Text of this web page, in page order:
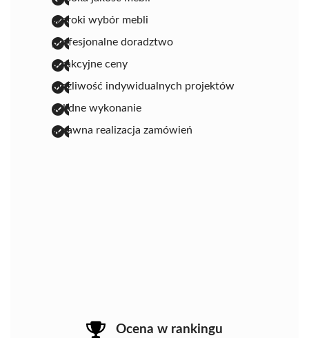
szeroki wybór mebli
profesjonalne doradztwo
atrakcyjne ceny
możliwość indywidualnych projektów
solidne wykonanie
sprawna realizacja zamówień
Ocena w rankingu